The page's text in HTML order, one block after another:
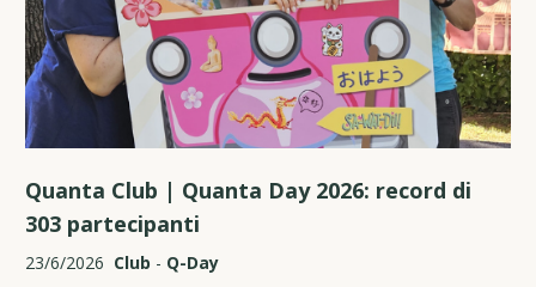
Quanta Club | Quanta Day 2026: record di
303 partecipanti
23/6/2026 Club - Q-Day